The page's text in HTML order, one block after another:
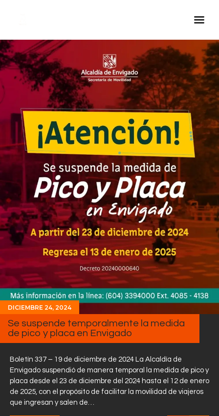
Inicio Real FM
Streaming
En Vivo
Descarga La APP
Programas
Noticias
Equipo
Sobre Nosotros
Contactos
DICIEMBRE 24, 2024
Se suspende temporalmente la medida
de pico y placa en Envigado
Boletín 337 – 19 de diciembre de 2024 La Alcaldía de
Envigado suspendió de manera temporal la medida de pico y
placa desde el 23 de diciembre del 2024 hasta el 12 de enero
de 2025, con el propósito de facilitar la movilidad de viajeros
que ingresan y salen de…